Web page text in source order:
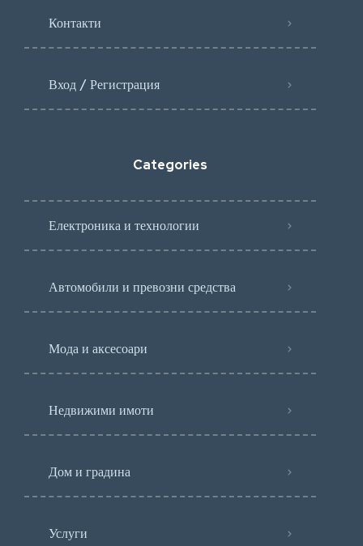
Контакти
Вход / Регистрация
Categories
Електроника и технологии
Автомобили и превозни средства
Мода и аксесоари
Недвижими имоти
Дом и градина
Услуги